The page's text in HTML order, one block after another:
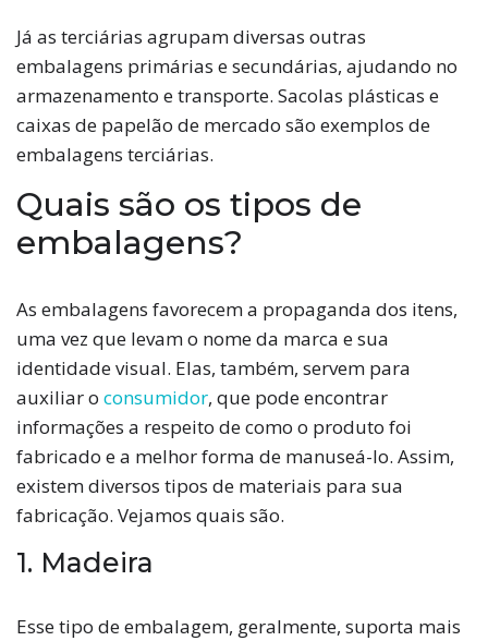
Já as terciárias agrupam diversas outras
embalagens primárias e secundárias, ajudando no
armazenamento e transporte. Sacolas plásticas e
caixas de papelão de mercado são exemplos de
embalagens terciárias.
Quais são os tipos de
embalagens?
As embalagens favorecem a propaganda dos itens,
uma vez que levam o nome da marca e sua
identidade visual. Elas, também, servem para
auxiliar o consumidor, que pode encontrar
informações a respeito de como o produto foi
fabricado e a melhor forma de manuseá-lo. Assim,
existem diversos tipos de materiais para sua
fabricação. Vejamos quais são.
1. Madeira
Esse tipo de embalagem, geralmente, suporta mais